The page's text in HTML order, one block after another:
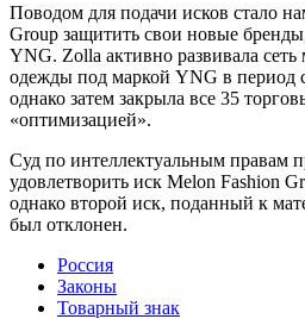
Поводом для подачи исков стало
Group защитить свои новые
YNG. Zolla активно развивала
одежды под маркой YNG в период
однако затем закрыла все 35
«оптимизацией».
Суд по интеллектуальным правам
удовлетворить иск Melon Fashion
однако второй иск, поданный к
был отклонен.
Россия
Законы
Товарный знак